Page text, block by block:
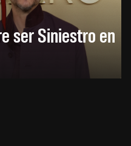
ser Siniestro en